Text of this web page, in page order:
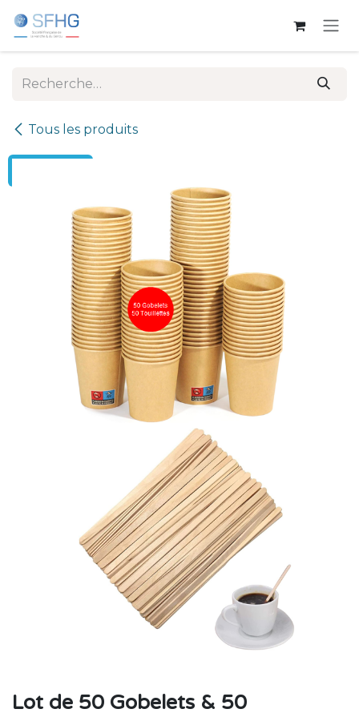
Tous les produits
Lot de 50 Gobelets & 50